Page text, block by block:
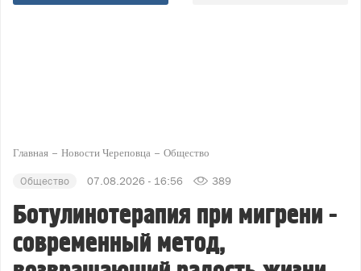
Главная Новости Череповца Общество
Общество 07.08.2026 - 16:56 389
Ботулинотерапия при мигрени -
современный метод,